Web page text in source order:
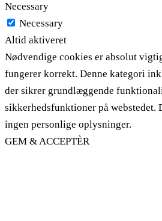
Necessary
Necessary
Altid aktiveret
Nødvendige cookies er absolut
fungerer korrekt. Denne kategori
der sikrer grundlæggende
sikkerhedsfunktioner på webstedet.
ingen personlige oplysninger.
GEM & ACCEPTÈR